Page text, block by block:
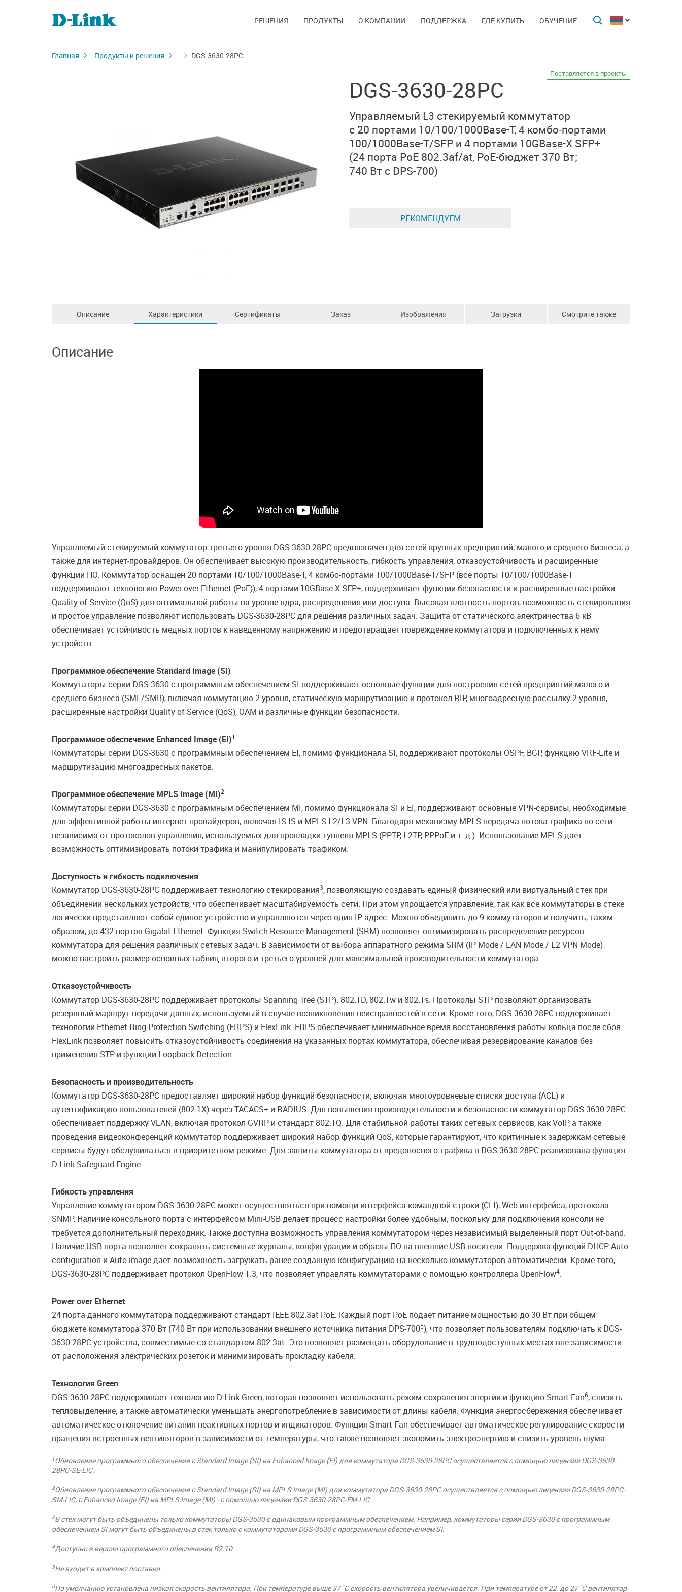
РЕШЕНИЯ ПРОДУКТЫ О КОМПАНИИ ПОДДЕРЖКА ГДЕ КУПИТЬ ОБУЧЕНИЕ
Главная Продукты и решения DGS-3630-28PC
DGS-3630-28PC
Поставляется в проекты
Управляемый L3 стекируемый коммутатор
с 20 портами 10/100/1000Base-T,4 комбо‑портами
100/1000Base-T/SFP и 4 портами 10GBase-X SFP+
(24 порта PoE 802.3af/at, PoE‑бюджет 370 Вт;
740 Вт с DPS‑700)
РЕКОМЕНДУЕМ
Описание Характеристики Сертификаты Заказ Изображения Загрузки Смотрите также
Описание
Управляемый стекируемый коммутатор третьего уровня DGS-3630-28PC предназначен для сетей крупных предприятий, малого и среднего бизнеса, а
также для интернет-провайдеров. Он обеспечивает высокую производительность, гибкость управления, отказоустойчивость и расширенные
функции ПО. Коммутатор оснащен 20 портами 10/100/1000Base-T, 4 комбо-портами 100/1000Base-T/SFP (все порты 10/100/1000Base-T
поддерживают технологию Power over Ethernet (PoE)), 4 портами 10GBase-X SFP+, поддерживает функции безопасности и расширенные настройки
Quality of Service (QoS) для оптимальной работы на уровне ядра, распределения или доступа. Высокая плотность портов, возможность стекирования
и простое управление позволяют использовать DGS-3630-28PC для решения различных задач. Защита от статического электричества 6 кВ
обеспечивает устойчивость медных портов к наведенному напряжению и предотвращает повреждение коммутатора и подключенных к нему
устройств.
Программное обеспечение Standard Image (SI)
Коммутаторы серии DGS-3630 с программным обеспечением SI поддерживают основные функции для построения сетей предприятий малого и
среднего бизнеса (SME/SMB), включая коммутацию 2 уровня, статическую маршрутизацию и протокол RIP, многоадресную рассылку 2 уровня,
расширенные настройки Quality of Service (QoS), OAM и различные функции безопасности.
Программное обеспечение Enhanced Image (EI)1
Коммутаторы серии DGS-3630 с программным обеспечением EI, помимо функционала SI, поддерживают протоколы OSPF, BGP, функцию VRF-Lite и
маршрутизацию многоадресных пакетов.
Программное обеспечение MPLS Image (MI)2
Коммутаторы серии DGS-3630 с программным обеспечением MI, помимо функционала SI и EI, поддерживают основные VPN-сервисы, необходимые
для эффективной работы интернет-провайдеров, включая IS-IS и MPLS L2/L3 VPN. Благодаря механизму MPLS передача потока трафика по сети
независима от протоколов управления, используемых для прокладки туннеля MPLS (PPTP, L2TP, PPPoE и т. д.). Использование MPLS дает
возможность оптимизировать потоки трафика и манипулировать трафиком.
Доступность и гибкость подключения
Коммутатор DGS-3630-28PC поддерживает технологию стекирования3, позволяющую создавать единый физический или виртуальный стек при
объединении нескольких устройств, что обеспечивает масштабируемость сети. При этом упрощается управление, так как все коммутаторы в стеке
логически представляют собой единое устройство и управляются через один IP-адрес. Можно объединить до 9 коммутаторов и получить, таким
образом, до 432 портов Gigabit Ethernet. Функция Switch Resource Management (SRM) позволяет оптимизировать распределение ресурсов
коммутатора для решения различных сетевых задач. В зависимости от выбора аппаратного режима SRM (IP Mode / LAN Mode / L2 VPN Mode)
можно настроить размер основных таблиц второго и третьего уровней для максимальной производительности коммутатора.
Отказоустойчивость
Коммутатор DGS-3630-28PC поддерживает протоколы Spanning Tree (STP): 802.1D, 802.1w и 802.1s. Протоколы STP позволяют организовать
резервный маршрут передачи данных, используемый в случае возникновения неисправностей в сети. Кроме того, DGS-3630-28PC поддерживает
технологии Ethernet Ring Protection Switching (ERPS) и FlexLink. ERPS обеспечивает минимальное время восстановления работы кольца после сбоя.
FlexLink позволяет повысить отказоустойчивость соединения на указанных портах коммутатора, обеспечивая резервирование каналов без
применения STP и функции Loopback Detection.
Безопасность и производительность
Коммутатор DGS-3630-28PC предоставляет широкий набор функций безопасности, включая многоуровневые списки доступа (ACL) и
аутентификацию пользователей (802.1X) через TACACS+ и RADIUS. Для повышения производительности и безопасности коммутатор DGS-3630-28PC
обеспечивает поддержку VLAN, включая протокол GVRP и стандарт 802.1Q. Для стабильной работы таких сетевых сервисов, как VoIP, а также
проведения видеоконференций коммутатор поддерживает широкий набор функций QoS, которые гарантируют, что критичные к задержкам сетевые
сервисы будут обслуживаться в приоритетном режиме. Для защиты коммутатора от вредоносного трафика в DGS-3630-28PC реализована функция
D-Link Safeguard Engine.
Гибкость управления
Управление коммутатором DGS-3630-28PC может осуществляться при помощи интерфейса командной строки (CLI), Web-интерфейса, протокола
SNMP. Наличие консольного порта с интерфейсом Mini-USB делает процесс настройки более удобным, поскольку для подключения консоли не
требуется дополнительный переходник. Также доступна возможность управления коммутатором через независимый выделенный порт Out-of-band.
Наличие USB-порта позволяет сохранять системные журналы, конфигурации и образы ПО на внешние USB-носители. Поддержка функций DHCP Auto-
configuration и Auto-image дает возможность загружать ранее созданную конфигурацию на несколько коммутаторов автоматически. Кроме того,
DGS-3630-28PC поддерживает протокол OpenFlow 1.3, что позволяет управлять коммутаторами с помощью контроллера OpenFlow4.
Power over Ethernet
24 порта данного коммутатора поддерживают стандарт IEEE 802.3at PoE. Каждый порт PoE подает питание мощностью до 30 Вт при общем
бюджете коммутатора 370 Вт (740 Вт при использовании внешнего источника питания DPS-7005), что позволяет пользователям подключать к DGS-
3630-28PC устройства, совместимые со стандартом 802.3at. Это позволяет размещать оборудование в труднодоступных местах вне зависимости
от расположения электрических розеток и минимизировать прокладку кабеля.
Технология Green
DGS-3630-28PC поддерживает технологию D-Link Green, которая позволяет использовать режим сохранения энергии и функцию Smart Fan6, снизить
тепловыделение, а также автоматически уменьшать энергопотребление в зависимости от длины кабеля. Функция энергосбережения обеспечивает
автоматическое отключение питания неактивных портов и индикаторов. Функция Smart Fan обеспечивает автоматическое регулирование скорости
вращения встроенных вентиляторов в зависимости от температуры, что также позволяет экономить электроэнергию и снизить уровень шума.
1Обновление программного обеспечения с Standard Image (SI) на Enhanced Image (EI) для коммутатора DGS-3630-28PC осуществляется с помощью лицензии DGS-3630-
28PC-SE-LIC.
2Обновление программного обеспечения с Standard Image (SI) на MPLS Image (MI) для коммутатора DGS-3630-28PC осуществляется с помощью лицензии DGS-3630-28PC-
SM-LIC, с Enhanced Image (EI) на MPLS Image (MI) - с помощью лицензии DGS-3630-28PC-EM-LIC.
3В стек могут быть объединены только коммутаторы DGS-3630 с одинаковым программным обеспечением. Например, коммутаторы серии DGS-3630 с программным
обеспечением SI могут быть объединены в стек только с коммутаторами DGS-3630 с программным обеспечением SI.
4Доступно в версии программного обеспечения R2.10.
5Не входит в комплект поставки.
6По умолчанию установлена низкая скорость вентилятора. При температуре выше 37 ̊C скорость вентилятора увеличивается. При температуре от 22 до 27 ̊C вентилятор